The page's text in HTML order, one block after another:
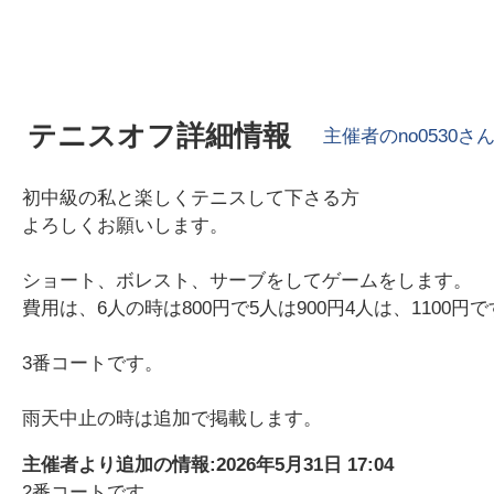
テニスオフ詳細情報 主催者のno0530さ
初中級の私と楽しくテニスして下さる方
よろしくお願いします。
ショート、ボレスト、サーブをしてゲームをします。
費用は、6人の時は800円で5人は900円4人は、1100円で
3番コートです。
雨天中止の時は追加で掲載します。
主催者より追加の情報:2026年5月31日 17:04